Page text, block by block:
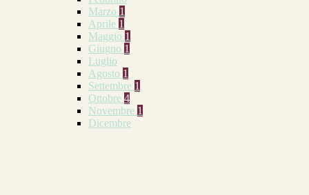
Marzo 1
Aprile 1
Maggio 1
Giugno 1
Luglio
Agosto 1
Settembre 1
Ottobre 4
Novembre 1
Dicembre